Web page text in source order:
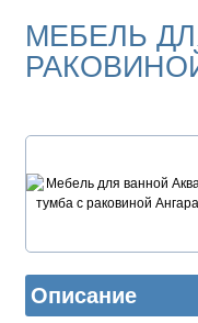
МЕБЕЛЬ
Описание